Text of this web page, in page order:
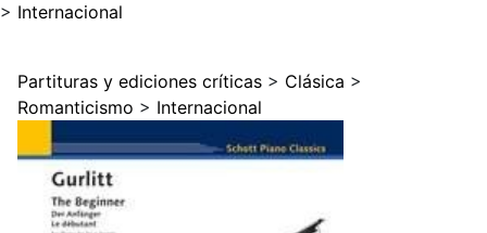
> Internacional
Partituras y ediciones críticas > Clásica >
Romanticismo > Internacional